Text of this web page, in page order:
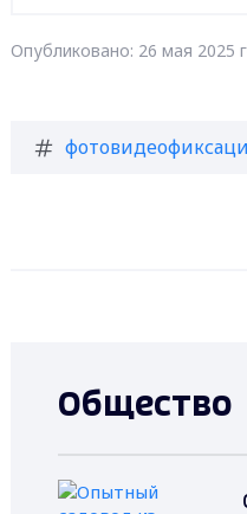
Опубликовано: 26 мая 2025
Общество